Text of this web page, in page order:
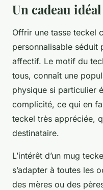
Un cadeau
Offrir une tasse teckel
personnalisable séduit
affectif. Le motif du
tous, connaît une
physique si particulier
complicité, ce qui en
teckel très appréciée,
destinataire.
L’intérêt d’un mug
s’adapter à toutes les
des mères ou des